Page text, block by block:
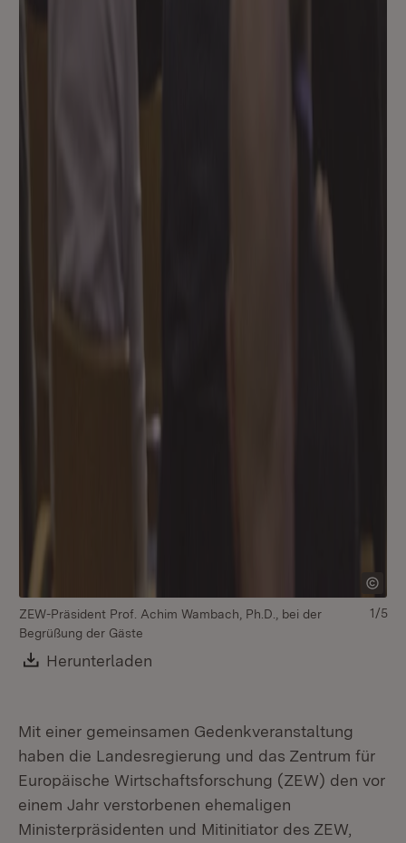
ZEW-Präsident Prof. Achim Wambach, Ph.D., bei der
Begrüßung der Gäste
Download:
Herunterladen
1/5
Mit einer gemeinsamen Gedenkveranstaltung
haben die Landesregierung und das Zentrum für
Europäische Wirtschaftsforschung (ZEW) den vor
einem Jahr verstorbenen ehemaligen
Ministerpräsidenten und Mitinitiator des ZEW,